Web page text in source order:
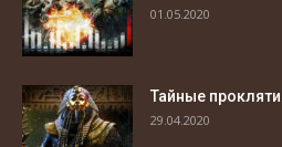
01.05.2020
Тайные
29.04.2020